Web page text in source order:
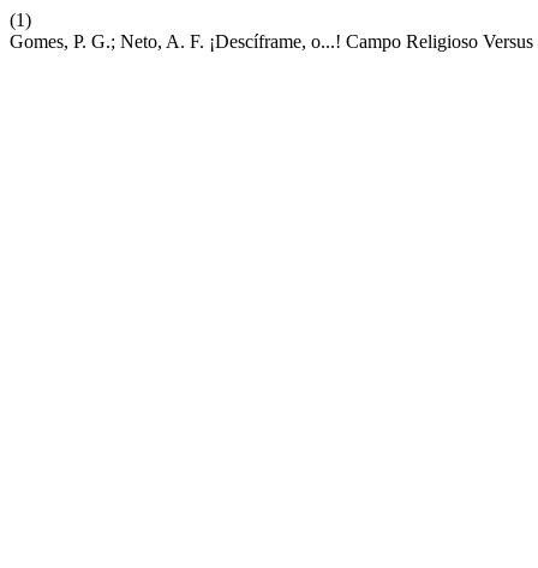
(1)
Gomes, P. G.; Neto, A. F. ¡Descíframe, o...! Campo Religioso